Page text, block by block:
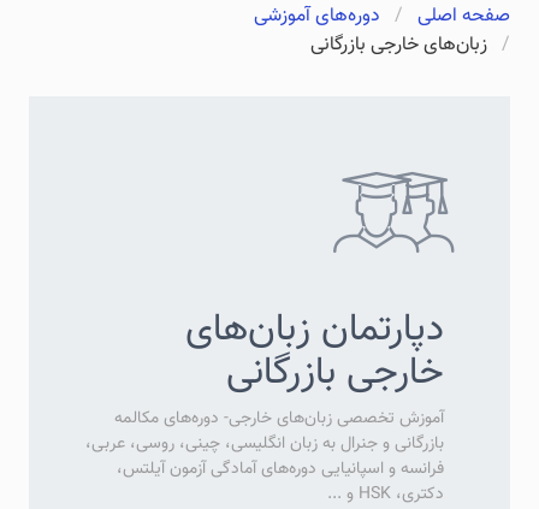
صفحه اصلی
دوره‌های آموزشی
زبان‌های خارجی بازرگانی
دپارتمان زبان‌های
خارجی بازرگانی
آموزش تخصصی زبان‌های خارجی- دوره‌های مکالمه
بازرگانی و جنرال به زبان انگلیسی، چینی، روسی، عربی،
فرانسه و اسپانیایی دوره‌های آمادگی آزمون آیلتس،
دکتری، HSK و ...